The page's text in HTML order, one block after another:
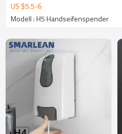
US $5.5-6
Modell : H5 Handseifenspender